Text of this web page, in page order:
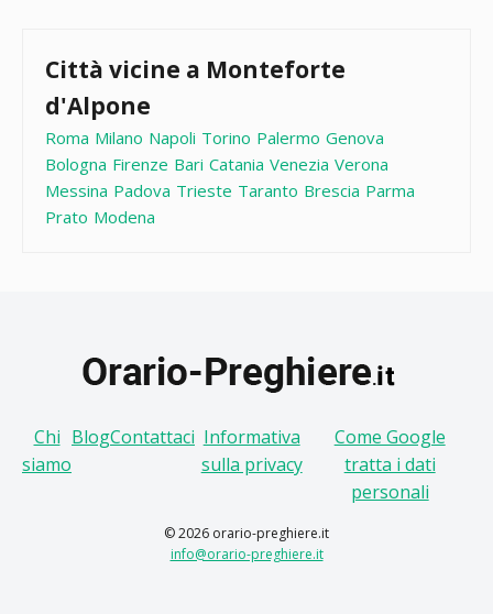
Città vicine a Monteforte
d'Alpone
Roma Milano Napoli Torino Palermo Genova
Bologna Firenze Bari Catania Venezia Verona
Messina Padova Trieste Taranto Brescia Parma
Prato Modena
Chi
siamo
BlogContattaci Informativa
sulla privacy
Come Google
tratta i dati
personali
© 2026 orario-preghiere.it
info@orario-preghiere.it